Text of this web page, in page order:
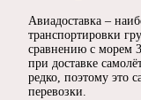
Авиадоставка –
транспортировки
сравнению с морем
при доставке
редко, поэтому это
перевозки.